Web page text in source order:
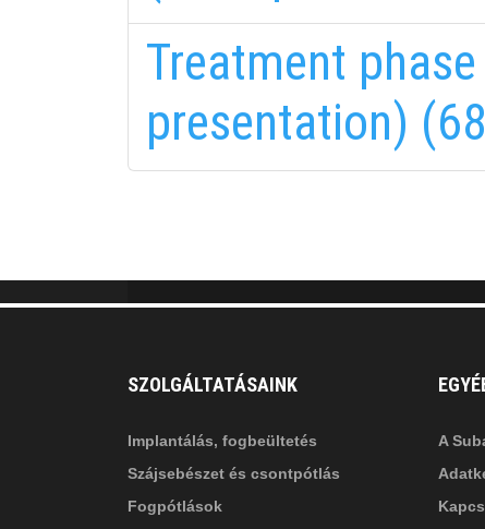
Treatment
presentation)
ITT TALÁL MEG
MINKET
fa-
facebook-
f
fa-
SZOLGÁLTATÁSAINK
Implantálás, fogbeültetés
Szájsebészet és csontpótlás
Fogpótlások
A